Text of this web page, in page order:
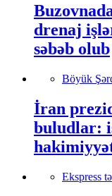
drenaj
səbəb olub
Böyük
İran
buludlar:
Ekspress